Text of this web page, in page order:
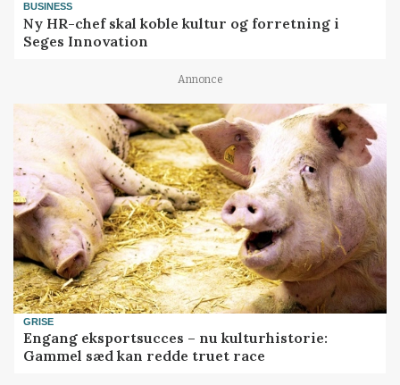
BUSINESS
Ny HR-chef skal koble kultur og forretning i
Seges Innovation
Annonce
GRISE
Engang eksportsucces – nu kulturhistorie:
Gammel sæd kan redde truet race